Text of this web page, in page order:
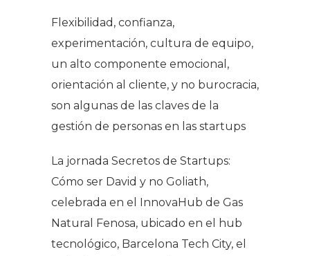
Flexibilidad, confianza,
experimentación, cultura de equipo,
un alto componente emocional,
orientación al cliente, y no burocracia,
son algunas de las claves de la
gestión de personas en las startups
La jornada Secretos de Startups:
Cómo ser David y no Goliath,
celebrada en el InnovaHub de Gas
Natural Fenosa, ubicado en el hub
tecnológico, Barcelona Tech City, el